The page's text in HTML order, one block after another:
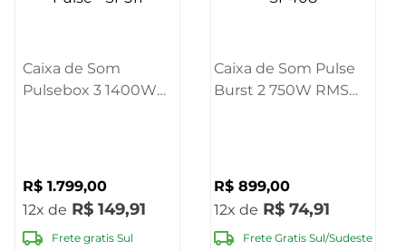
Caixa de Som
Pulsebox 3 1400W
R$ 1.799,00
12
R$ 149,91
Frete gratis Sul
Caixa de Som Pulse
Burst 2 750W RMS
R$ 899,00
12
R$ 74,91
Frete Gratis Sul/Sudeste